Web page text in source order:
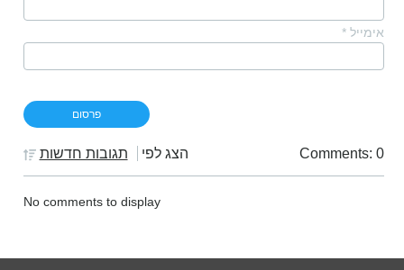
אימייל *
Comments: 0 הצג לפי תגובות חדשות
No comments to display